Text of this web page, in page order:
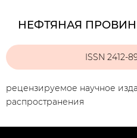
НЕФТЯНАЯ
ISSN 2412-
рецензируемое научное
распространения